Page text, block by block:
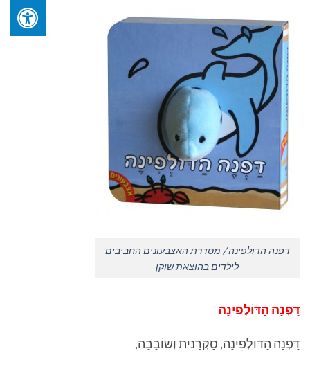
דפנה הדולפינה / מסדרת האצבעונים החביבים
לילדים בהוצאת שוקן
דַּפְנָה הַדּוֹלְפִינָה
דַּפְנָה הַדּוֹלְפִינָה, סַקְרָנִית וְשׁוֹבָבָה,